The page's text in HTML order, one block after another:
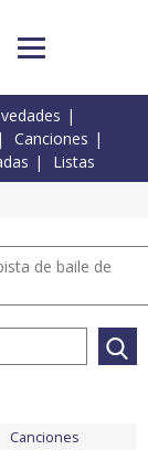
Canciones
Listas
de baile de
Canciones